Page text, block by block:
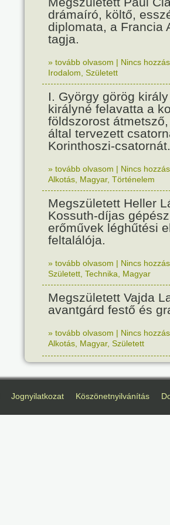
drámaíró, költő,
diplomata, a Francia
tagja.
» tovább olvasom | Nincs
Irodalom Született
I. György görög
királyné felavatta a
földszorost
által tervezett
Korinthoszi-csatornát.
» tovább olvasom | Nincs
Alkotás Magyar, Történelem
Megszületett Heller
Kossuth-díjas
erőművek léghűtési
feltalálója.
» tovább olvasom | Nincs
Született Technika Magyar
Megszületett Vajda
avantgárd festő és
» tovább olvasom | Nincs
Alkotás Magyar, Született
Jognyilatkozat Köszönetnyilvánítás